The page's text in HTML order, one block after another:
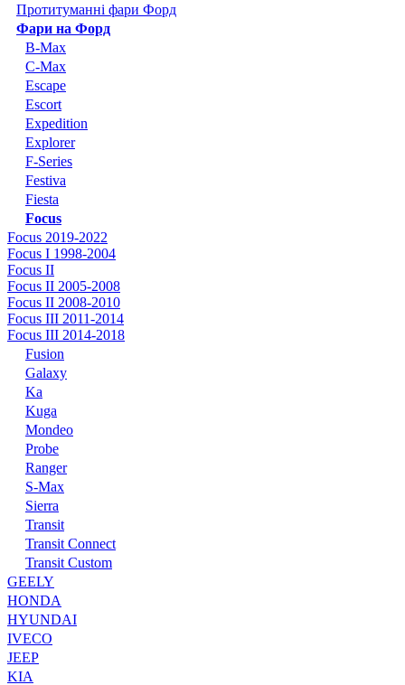
Протитуманні фари Форд
Фари на Форд
B-Max
C-Max
Escape
Escort
Expedition
Explorer
F-Series
Festiva
Fiesta
Focus
Focus 2019-2022
Focus I 1998-2004
Focus II
Focus II 2005-2008
Focus II 2008-2010
Focus III 2011-2014
Focus III 2014-2018
Fusion
Galaxy
Ka
Kuga
Mondeo
Probe
Ranger
S-Max
Sierra
Transit
Transit Connect
Transit Custom
GEELY
HONDA
HYUNDAI
IVECO
JEEP
KIA